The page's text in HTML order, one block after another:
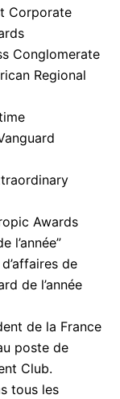
Corporate
Conglomerate
Regional
Awards
l’année”
de
de l’année
de la France
poste de
Club.
tous les